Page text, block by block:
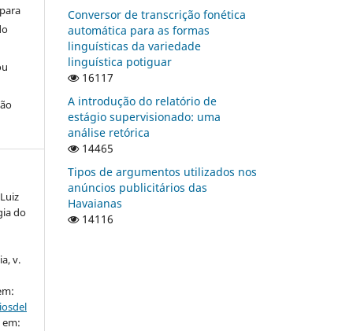
do
v.
em:
Conversor de transcrição fonética
automática para as formas
linguísticas da variedade
linguística potiguar
16117
A introdução do relatório de
estágio supervisionado: uma
análise retórica
14465
Tipos de argumentos utilizados nos
anúncios publicitários das
Havaianas
14116